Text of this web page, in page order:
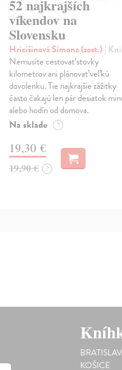
52 najkrajších
víkendov na
Slovensku
Hricišinová Simona (zost.)|
Nemusíte cestovať stovky
kilometrov ani plánovať veľkú
dovolenku. Tie najkrajšie zážitky
často čakajú len pár desiatok
alebo hodín od domova.
Na sklade ?
19,30 €
19,90 € ?
KOŠICE